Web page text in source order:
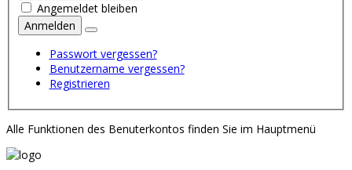
Angemeldet bleiben
Anmelden
Passwort vergessen?
Benutzername vergessen?
Registrieren
Alle Funktionen des Benuterkontos finden Sie im Hauptmenü